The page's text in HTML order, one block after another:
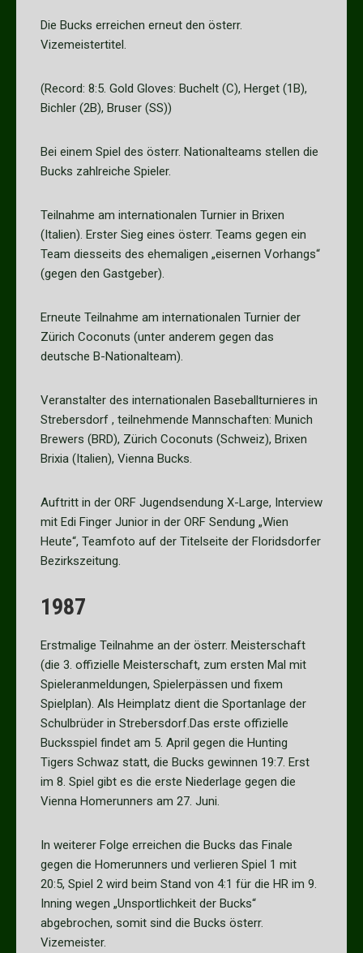
Die Bucks erreichen erneut den österr.
Vizemeistertitel.
(Record: 8:5. Gold Gloves: Buchelt (C), Herget (1B),
Bichler (2B), Bruser (SS))
Bei einem Spiel des österr. Nationalteams stellen die
Bucks zahlreiche Spieler.
Teilnahme am internationalen Turnier in Brixen
(Italien). Erster Sieg eines österr. Teams gegen ein
Team diesseits des ehemaligen „eisernen Vorhangs“
(gegen den Gastgeber).
Erneute Teilnahme am internationalen Turnier der
Zürich Coconuts (unter anderem gegen das
deutsche B-Nationalteam).
Veranstalter des internationalen Baseballturnieres in
Strebersdorf , teilnehmende Mannschaften: Munich
Brewers (BRD), Zürich Coconuts (Schweiz), Brixen
Brixia (Italien), Vienna Bucks.
Auftritt in der ORF Jugendsendung X-Large, Interview
mit Edi Finger Junior in der ORF Sendung „Wien
Heute“, Teamfoto auf der Titelseite der Floridsdorfer
Bezirkszeitung.
1987
Erstmalige Teilnahme an der österr. Meisterschaft
(die 3. offizielle Meisterschaft, zum ersten Mal mit
Spieleranmeldungen, Spielerpässen und fixem
Spielplan). Als Heimplatz dient die Sportanlage der
Schulbrüder in Strebersdorf.Das erste offizielle
Bucksspiel findet am 5. April gegen die Hunting
Tigers Schwaz statt, die Bucks gewinnen 19:7. Erst
im 8. Spiel gibt es die erste Niederlage gegen die
Vienna Homerunners am 27. Juni.
In weiterer Folge erreichen die Bucks das Finale
gegen die Homerunners und verlieren Spiel 1 mit
20:5, Spiel 2 wird beim Stand von 4:1 für die HR im 9.
Inning wegen „Unsportlichkeit der Bucks“
abgebrochen, somit sind die Bucks österr.
Vizemeister.